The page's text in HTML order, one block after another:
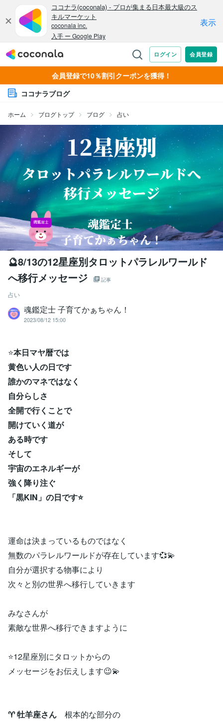
会員登録で10％割引クーポンを獲得！
ココナラブログ
ホーム ブログトップ ブログ 占い
🔮8/13の12星座別タロットパラレルワールド
へ移行メッセージ
記事
占い
魂鑑定士 子育てかぁちゃん！
2023/08/12 15:00
⭐本日マヤ暦では
黄色い人の日です
誰かのマネではなく
自分らしさ
全開で行くことで
開けていく道が
ある時です
そして
宇宙のエネルギーが
強く降り注ぐ
「黒KIN」の日です⭐
運命は決まっているものではなく
無数のパラレルワールドが存在しています💞💫
自分が選択する物事により
次々と別の世界へ移行していきます
みなさんが
素敵な世界へ移行できますように
⭐12星座別にタロットからの
メッセージをお伝えします😉💫
♈ 牡羊座さん 根本的な部分の